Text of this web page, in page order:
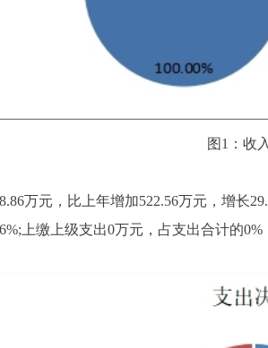
图1：收
万元，比上年增加522.56万元，增长
上缴上级支出0万元，占支出合计的